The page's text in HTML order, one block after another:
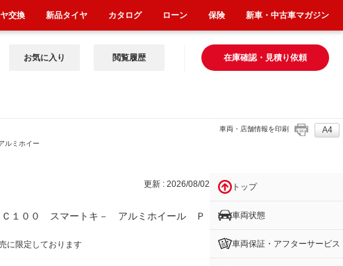
在庫確認・見積り依頼
お気に入り 閲覧履歴
ミホイー
車両・店舗情報を印刷 A4
更新 : 2026/08/02
１００ スマートキ－ アルミホイール Ｐ
に限定しております
トップ
車両状態
車両保証・アフターサービス
交換 新品タイヤ カタログ ローン 保険 新車・中古車マガジン